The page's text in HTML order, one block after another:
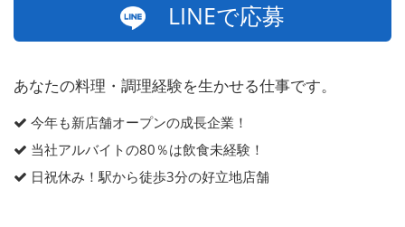
LINEで応募
あなたの料理・調理経験を生かせる仕事です。
今年も新店舗オープンの成長企業！
当社アルバイトの80％は飲食未経験！
日祝休み！駅から徒歩3分の好立地店舗